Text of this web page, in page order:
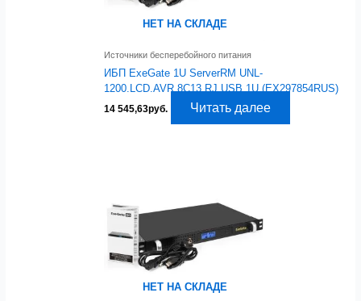
НЕТ НА СКЛАДЕ
Источники бесперебойного питания
ИБП ExeGate 1U ServerRM UNL-
1200.LCD.AVR.8C13.RJ.USB.1U (EX297854RUS)
14 545,63руб. Читать далее
НЕТ НА СКЛАДЕ